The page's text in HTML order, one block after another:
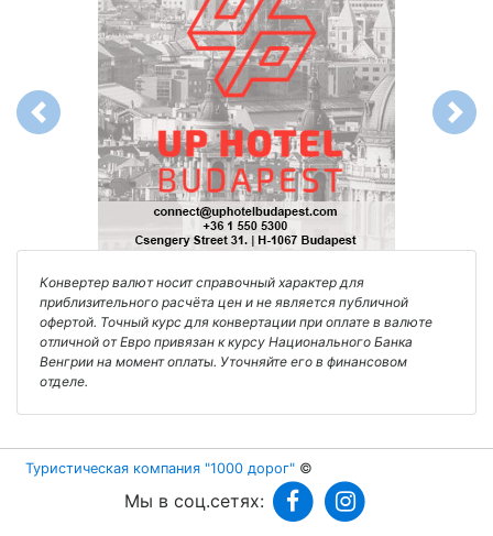
Previous Next
Конвертер валют носит справочный характер для
приблизительного расчёта цен и не является публичной
офертой. Точный курс для конвертации при оплате в валюте
отличной от Евро привязан к курсу Национального Банка
Венгрии на момент оплаты. Уточняйте его в финансовом
отделе.
Туристическая компания "1000 дорог" ©
Мы в соц.сетях: